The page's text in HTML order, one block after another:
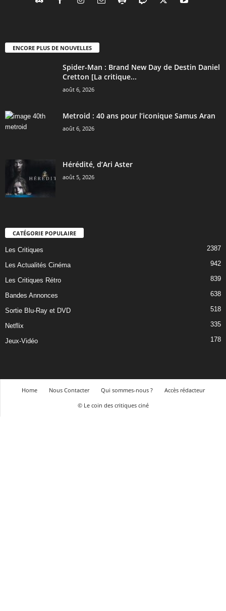
ENCORE PLUS DE NOUVELLES
Spider-Man : Brand New Day de Destin Daniel
Cretton [La critique...
août 6, 2026
Metroid : 40 ans pour l’iconique Samus Aran
août 6, 2026
Hérédité, d’Ari Aster
août 5, 2026
CATÉGORIE POPULAIRE
Les Critiques 2387
Les Actualités Cinéma 942
Les Critiques Rétro 839
Bandes Annonces 638
Sortie Blu-Ray et DVD 518
Netflix 335
Jeux-Vidéo 178
Home Nous Contacter Qui sommes-nous ?
Accès rédacteur
© Le coin des critiques ciné